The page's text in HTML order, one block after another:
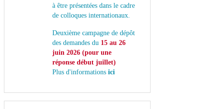
à être présentées dans le cadre
de colloques internationaux.
Deuxième campagne de dépôt
des demandes du 15 au 26
juin 2026 (pour une
réponse début juillet)
Plus d'informations ici